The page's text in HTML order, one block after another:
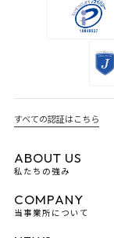
すべての認証はこちら
ABOUT US
私たちの強み
COMPANY
当事業所について